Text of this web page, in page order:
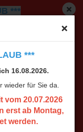
***
16.08.2026.
wieder für Sie da.
vom 20.07.2026
erst ab Montag,
werden.
***
20.07.2026
an die Tel-
an info( at )